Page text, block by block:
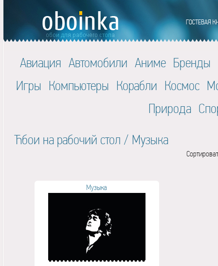
Авиация Автомобили Аниме Бренды
Игры Компьютеры Корабли Космос
Природа
Ћбои на рабочий стол / Музыка
Музыка